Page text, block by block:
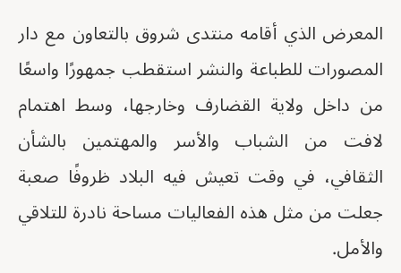
المعرض الذي أقامه منتدى شروق بالتعاون مع دار
المصورات للطباعة والنشر استقطب جمهورًا واسعًا
من داخل ولاية القضارف وخارجها، وسط اهتمام
لافت من الشباب والأسر والمهتمين بالشأن
الثقافي، في وقت تعيش فيه البلاد ظروفًا صعبة
جعلت من مثل هذه الفعاليات مساحة نادرة للتلاقي
والأمل.